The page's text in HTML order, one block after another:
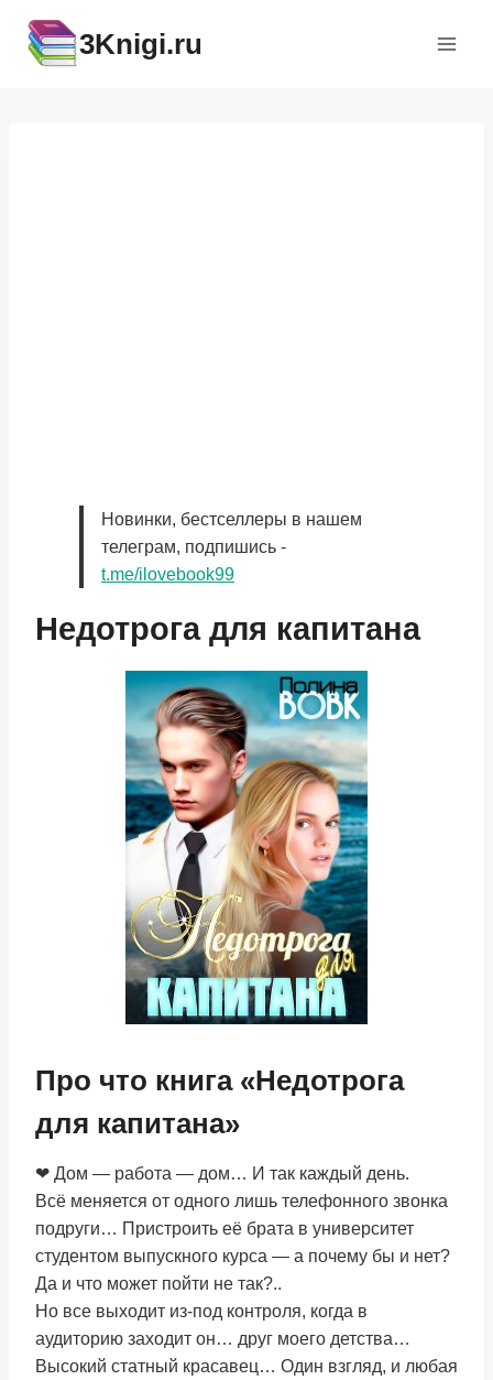
содержимому
3Knigi.ru
Новинки, бестселлеры в нашем
телеграм, подпишись -
t.me/ilovebook99
Недотрога для капитана
Про что книга «Недотрога
для капитана»
❤ Дом — работа — дом… И так каждый день.
Всё меняется от одного лишь телефонного звонка
подруги… Пристроить её брата в университет
студентом выпускного курса — а почему бы и нет?
Да и что может пойти не так?..
Но все выходит из-под контроля, когда в
аудиторию заходит он… друг моего детства…
Высокий статный красавец… Один взгляд, и любая